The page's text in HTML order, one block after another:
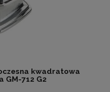
kwadratowa
GM-712 G2